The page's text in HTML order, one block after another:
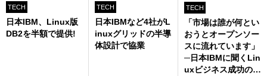
TECH
日本IBM、Linux版
DB2を半額で提供!
TECH
日本IBMなど4社がL
inuxグリッドの半導
体設計で協業
TECH
「市場は誰が何とい
おうとオープンソー
スに流れています」
─日本IBMに聞くLin
uxビジネス成功の秘